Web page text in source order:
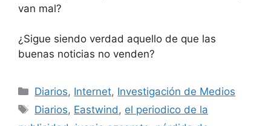
van mal?
¿Sigue siendo verdad aquello de que las
buenas noticias no venden?
Categorías
Diarios, Internet, Investigación de Medios
Etiquetas
Diarios, Eastwind, el periodico de la